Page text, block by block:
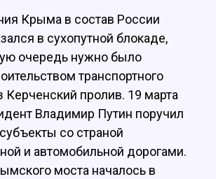
Крыма в состав России
в сухопутной блокаде,
очередь нужно было
транспортного
Керченский пролив. 19 марта
Владимир Путин поручил
со страной
и автомобильной дорогами.
моста началось в